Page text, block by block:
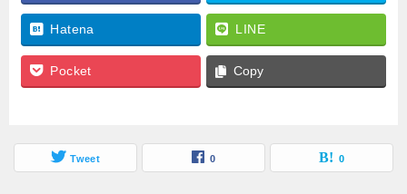
Hatena LINE
Pocket Copy
Tweet 0 0